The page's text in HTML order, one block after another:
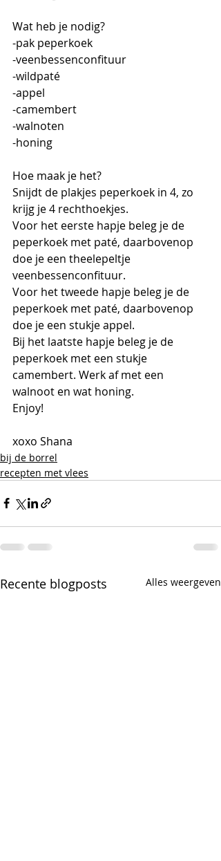
Wat heb je nodig?
-pak peperkoek
-veenbessenconfituur
-wildpaté
-appel
-camembert
-walnoten
-honing
Hoe maak je het?
Snijdt de plakjes peperkoek in 4, zo
krijg je 4 rechthoekjes.
Voor het eerste hapje beleg je de
peperkoek met paté, daarbovenop
doe je een theelepeltje
veenbessenconfituur.
Voor het tweede hapje beleg je de
peperkoek met paté, daarbovenop
doe je een stukje appel.
Bij het laatste hapje beleg je de
peperkoek met een stukje
camembert. Werk af met een
walnoot en wat honing.
Enjoy!
xoxo Shana
bij de borrel
recepten met vlees
Recente blogposts Alles weergeven